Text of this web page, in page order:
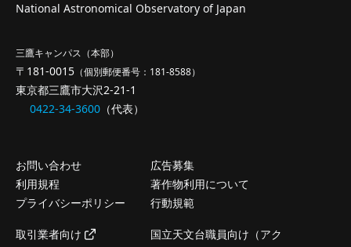
National Astronomical Observatory of Japan
三鷹キャンパス（本部）
〒181-0015 （個別郵便番号：181-8588）
東京都三鷹市大沢2-21-1
0422-34-3600 （代表）
お問い合わせ
広告募集
利用規程
著作物利用について
プライバシーポリシー
行動規範
取引業者向け
国立天文台職員向け（アク